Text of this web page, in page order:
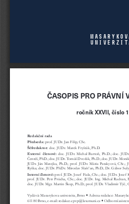
Redakční rada
Předseda: prof. JUDr. Jan Filip, CSc.
Šéfredaktor: doc. JUDr. Marek Fryšták, Ph.D.
Externí  členové: doc. JUDr. Michal Bartoň, Ph.D.; doc.
Čentéš, PhD.; doc. JUDr. Tomáš Dvořák, Ph.D.; doc. JUDr.
JUDr. Ján Matejka, Ph.D.; prof. JUDr. Mária Patakyová, CSc.;
Ryška; doc. JUDr. PhDr. Miroslav Slašťan, PhD.; Dr. Gábor
Interní členové: prof. JUDr. Josef Fiala, CSc.; doc. JUDr. Josef
prof. JUDr. Petr Průcha, CSc.; doc. JUDr. Ing. Michal Radvan,
doc. JUDr. Mgr. Martin Škop, Ph.D.; prof. JUDr. Vladimír Týč,
Vydává: Masarykova univerzita, Brno · Adresa redakce:
611   80 Brno, e-mail: redakce.cpvp@law.muni.cz
· Odborní
ČASOPIS PRO PRÁVNÍ
ročník XXVII, číslo